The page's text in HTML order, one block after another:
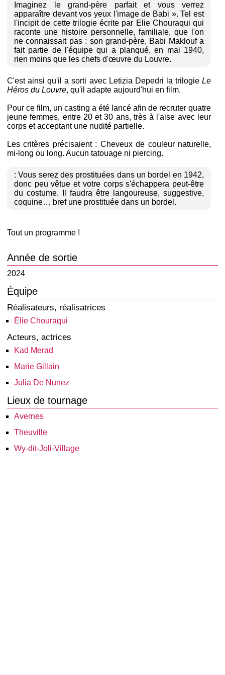
Imaginez le grand-père parfait et vous verrez
apparaître devant vos yeux l'image de Babi ». Tel est
l'incipit de cette trilogie écrite par Elie Chouraqui qui
raconte une histoire personnelle, familiale, que l'on
ne connaissait pas : son grand-père, Babi Maklouf a
fait partie de l'équipe qui a planqué, en mai 1940,
rien moins que les chefs d'œuvre du Louvre.
C'est ainsi qu'il a sorti avec Letizia Depedri la trilogie Le
Héros du Louvre, qu'il adapte aujourd'hui en film.
Pour ce film, un casting a été lancé afin de recruter quatre
jeune femmes, entre 20 et 30 ans, très à l'aise avec leur
corps et acceptant une nudité partielle.
Les critères précisaient : Cheveux de couleur naturelle,
mi-long ou long. Aucun tatouage ni piercing.
: Vous serez des prostituées dans un bordel en 1942,
donc peu vêtue et votre corps s'échappera peut-être
du costume. Il faudra être langoureuse, suggestive,
coquine… bref une prostituée dans un bordel.
Tout un programme !
Année de sortie
2024
Équipe
Réalisateurs, réalisatrices
Élie Chouraqui
Acteurs, actrices
Kad Merad
Marie Gillain
Julia De Nunez
Lieux de tournage
Avernes
Theuville
Wy-dit-Joli-Village